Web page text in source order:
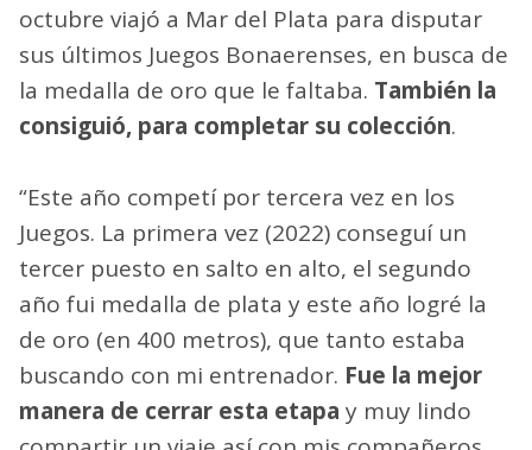
octubre viajó a Mar del Plata para disputar
sus últimos Juegos Bonaerenses, en busca de
la medalla de oro que le faltaba. También la
consiguió, para completar su colección.
“Este año competí por tercera vez en los
Juegos. La primera vez (2022) conseguí un
tercer puesto en salto en alto, el segundo
año fui medalla de plata y este año logré la
de oro (en 400 metros), que tanto estaba
buscando con mi entrenador. Fue la mejor
manera de cerrar esta etapa y muy lindo